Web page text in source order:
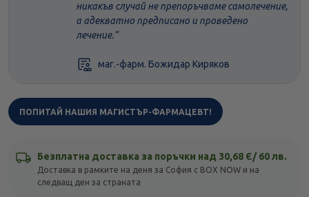
никакъв случай не препоръчваме самолечение,
а адекватно предписано и проведено
лечение.
маг.-фарм. Божидар Киряков
ПОПИТАЙ НАШИЯ МАГИСТЪР-ФАРМАЦЕВТ!
Безплатна доставка за поръчки над 30,68 Є/ 60 лв.
Доставка в рамките на деня за София с BOX NOW и на
следващ ден за страната